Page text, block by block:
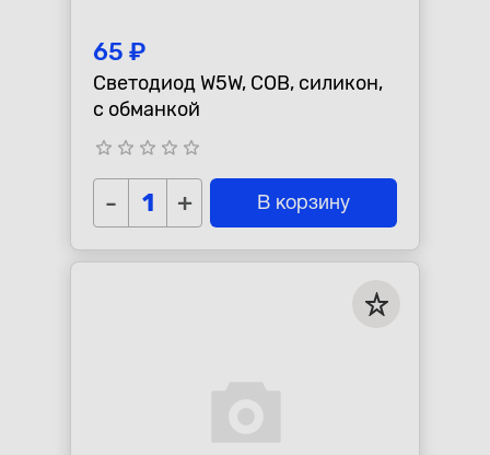
65 ₽
Светодиод W5W, COB, силикон,
с обманкой
star_border star_border star_border star_border star_border
- + В корзину